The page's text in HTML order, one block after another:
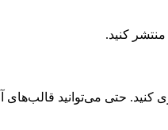
کنید.
حتی می‌توانید قالب‌های